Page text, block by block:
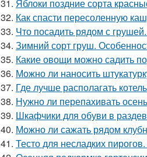
31. Яблоки поздние сорта
32. Как спасти пересоленную
33. Что посадить рядом с
34. Зимний сорт груш.
35. Какие овощи можно садить
36. Можно ли наносить
37. Где лучше располагать
38. Нужно ли перепахивать
39. Шкафчики для обуви в
40. Можно ли сажать рядом
41. Тесто для несладких